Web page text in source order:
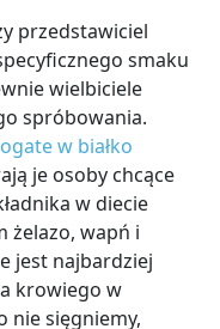
i zmielić na mąkę
wypieków.
przedstawiciel
smaku
wielbiciele
spróbowania.
w białko
je osoby chcące
w diecie
żelazo, wapń i
jest najbardziej
krowiego w
nie sięgniemy,